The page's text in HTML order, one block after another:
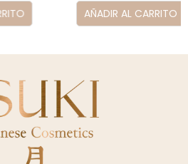
AÑADIR AL CARRITO